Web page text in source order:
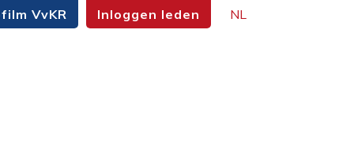
VvKR Inloggen leden NL